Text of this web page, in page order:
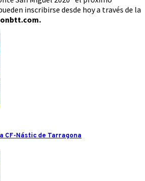
inscribirse desde hoy a través de la
CF-Nástic de Tarragona